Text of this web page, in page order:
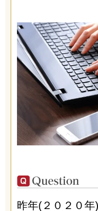
昨年(２０２０